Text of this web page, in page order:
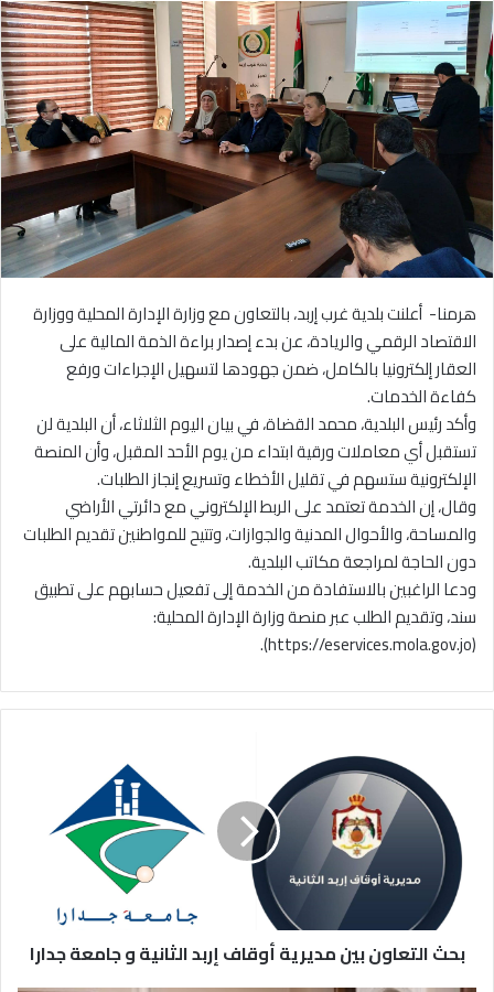
هرمنا- أعلنت بلدية غرب إربد، بالتعاون مع وزارة الإدارة المحلية ووزارة
الاقتصاد الرقمي والريادة، عن بدء إصدار براءة الذمة المالية على
العقار إلكترونيا بالكامل، ضمن جهودها لتسهيل الإجراءات ورفع
كفاءة الخدمات.
وأكد رئيس البلدية، محمد القضاة، في بيان اليوم الثلاثاء، أن البلدية لن
تستقبل أي معاملات ورقية ابتداء من يوم الأحد المقبل، وأن المنصة
الإلكترونية ستسهم في تقليل الأخطاء وتسريع إنجاز الطلبات.
وقال، إن الخدمة تعتمد على الربط الإلكتروني مع دائرتي الأراضي
والمساحة، والأحوال المدنية والجوازات، وتتيح للمواطنين تقديم الطلبات
دون الحاجة لمراجعة مكاتب البلدية.
ودعا الراغبين بالاستفادة من الخدمة إلى تفعيل حسابهم على تطبيق
سند، وتقديم الطلب عبر منصة وزارة الإدارة المحلية:
(https://eservices.mola.gov.jo).
بحث التعاون بين مديرية أوقاف إربد الثانية و جامعة جدارا